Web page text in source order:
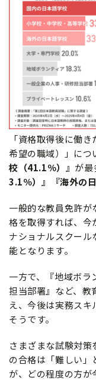
「資格取得後に働
希望の職域）」につ
校（41.1％）』 が最
3.1％）』『海外の
一般的な教員免許
格を取得すれば、今
ナショナルスクー
能となります。
一方で、『地域ボラ
担当部署』など、教
え、今後は実務ス
そうです。
さまざまな試験対
の合格は「難しい
が、どの程度の方